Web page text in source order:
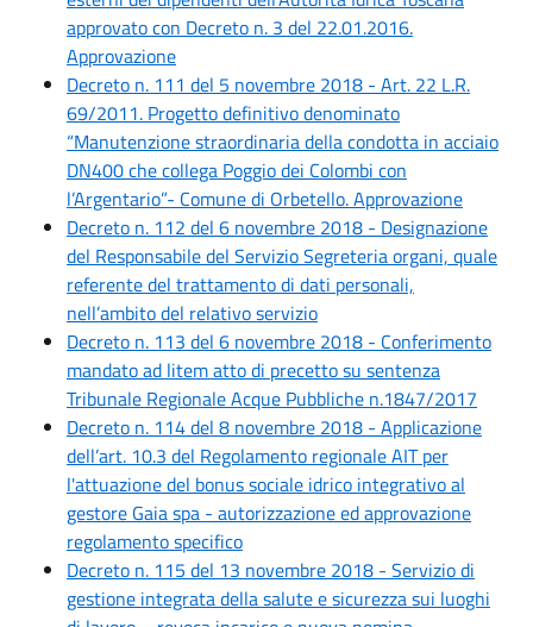
approvato con Decreto n. 3 del 22.01.2016.
Approvazione
Decreto n. 111 del 5 novembre 2018 - Art. 22 L.R.
69/2011. Progetto definitivo denominato
“Manutenzione straordinaria della condotta in acciaio
DN400 che collega Poggio dei Colombi con
l’Argentario”- Comune di Orbetello. Approvazione
Decreto n. 112 del 6 novembre 2018 - Designazione
del Responsabile del Servizio Segreteria organi, quale
referente del trattamento di dati personali,
nell’ambito del relativo servizio
Decreto n. 113 del 6 novembre 2018 - Conferimento
mandato ad litem atto di precetto su sentenza
Tribunale Regionale Acque Pubbliche n.1847/2017
Decreto n. 114 del 8 novembre 2018 - Applicazione
dell’art. 10.3 del Regolamento regionale AIT per
l'attuazione del bonus sociale idrico integrativo al
gestore Gaia spa - autorizzazione ed approvazione
regolamento specifico
Decreto n. 115 del 13 novembre 2018 - Servizio di
gestione integrata della salute e sicurezza sui luoghi